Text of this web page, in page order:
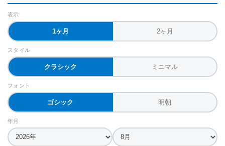
表示
1ヶ月 2ヶ月
スタイル
クラシック ミニマル
フォント
ゴシック 明朝
年月